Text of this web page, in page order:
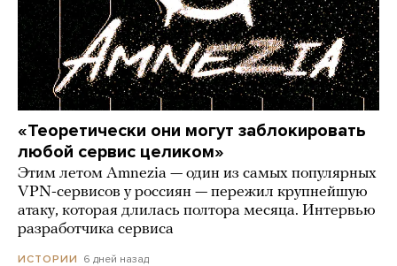
«Теоретически они могут заблокировать
любой сервис целиком»
Этим летом Amnezia — один из самых популярных
VPN-сервисов у россиян — пережил крупнейшую
атаку, которая длилась полтора месяца. Интервью
разработчика сервиса
ИСТОРИИ 6 дней назад